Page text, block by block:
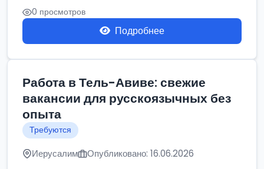
0 просмотров
Подробнее
Работа в Тель-Авиве: свежие
вакансии для русскоязычных без
опыта
Требуются
Иерусалим Опубликовано: 16.06.2026